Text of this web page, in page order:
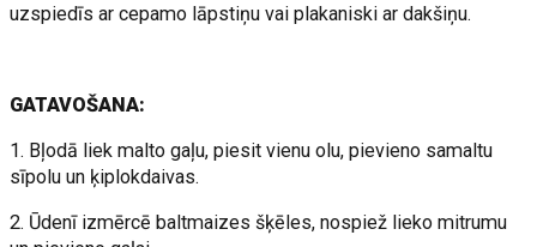
uzspiedīs ar cepamo lāpstiņu vai plakaniski ar dakšiņu.
GATAVOŠANA:
1. Bļodā liek malto gaļu, piesit vienu olu, pievieno samaltu
sīpolu un ķiplokdaivas.
2. Ūdenī izmērcē baltmaizes šķēles, nospiež lieko mitrumu